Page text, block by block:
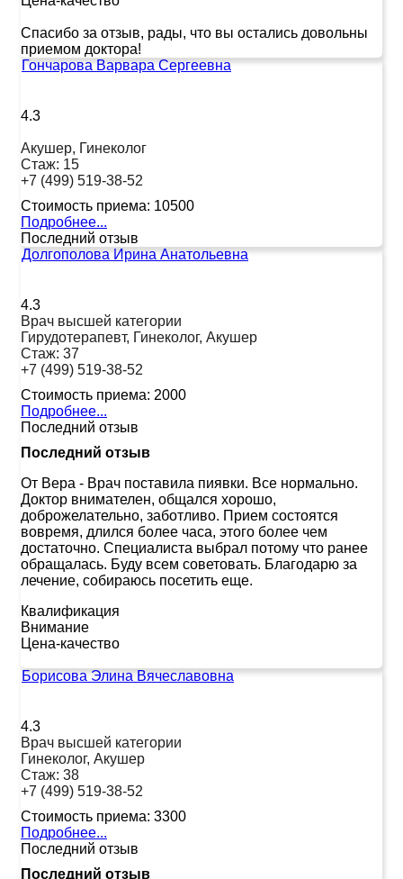
Спасибо за отзыв, рады, что вы остались довольны
приемом доктора!
Гончарова Варвара Сергеевна
4.3
Акушер, Гинеколог
Стаж: 15
+7 (499) 519-38-52
Стоимость приема: 10500
Подробнее...
Последний отзыв
Долгополова Ирина Анатольевна
4.3
Врач высшей категории
Гирудотерапевт, Гинеколог, Акушер
Стаж: 37
+7 (499) 519-38-52
Стоимость приема: 2000
Подробнее...
Последний отзыв
Последний отзыв
От Вера - Врач поставила пиявки. Все нормально.
Доктор внимателен, общался хорошо,
доброжелательно, заботливо. Прием состоятся
вовремя, длился более часа, этого более чем
достаточно. Специалиста выбрал потому что ранее
обращалась. Буду всем советовать. Благодарю за
лечение, собираюсь посетить еще.
Квалификация
Внимание
Цена-качество
Борисова Элина Вячеславовна
4.3
Врач высшей категории
Гинеколог, Акушер
Стаж: 38
+7 (499) 519-38-52
Стоимость приема: 3300
Подробнее...
Последний отзыв
Последний отзыв